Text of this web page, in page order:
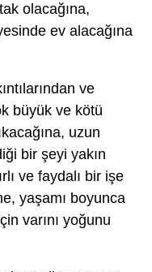
olacağına,
ev alacağına
ve
büyük ve kötü
uzun
bir şeyi yakın
ve faydalı bir işe
yaşamı boyunca
varını yoğunu